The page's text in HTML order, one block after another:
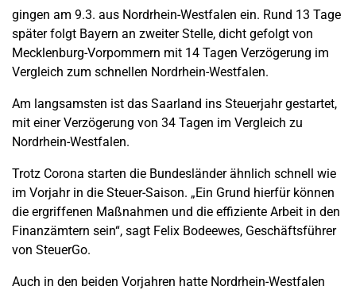
gingen am 9.3. aus Nordrhein-Westfalen ein. Rund 13 Tage
später folgt Bayern an zweiter Stelle, dicht gefolgt von
Mecklenburg-Vorpommern mit 14 Tagen Verzögerung im
Vergleich zum schnellen Nordrhein-Westfalen.
Am langsamsten ist das Saarland ins Steuerjahr gestartet,
mit einer Verzögerung von 34 Tagen im Vergleich zu
Nordrhein-Westfalen.
Trotz Corona starten die Bundesländer ähnlich schnell wie
im Vorjahr in die Steuer-Saison. „Ein Grund hierfür können
die ergriffenen Maßnahmen und die effiziente Arbeit in den
Finanzämtern sein“, sagt Felix Bodeewes, Geschäftsführer
von SteuerGo.
Auch in den beiden Vorjahren hatte Nordrhein-Westfalen